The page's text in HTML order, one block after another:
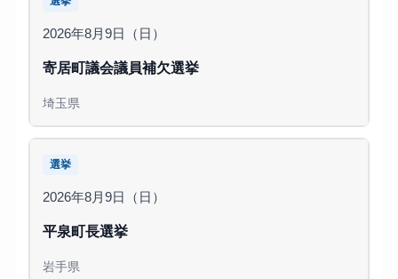
2026年8月9日（日）
寄居町議会議員補欠選挙
埼玉県
選挙
2026年8月9日（日）
平泉町長選挙
岩手県